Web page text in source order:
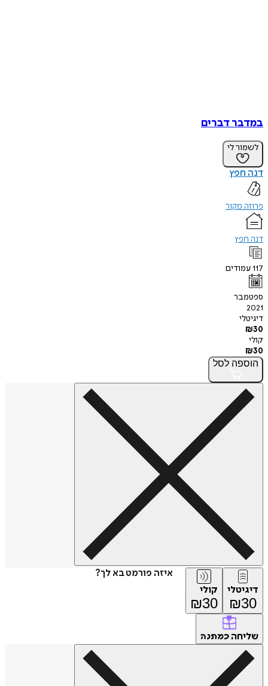
במדבר דברים
לשמור לי
דנה חפץ
פרוזה מקור
דנה חפץ
117עמודים
ספטמבר
2021
דיגיטלי
₪30
קולי
₪30
הוספה לסל
איזה פורמט בא לך?
דיגיטלי
₪30
קולי
₪30
שליחה כמתנה